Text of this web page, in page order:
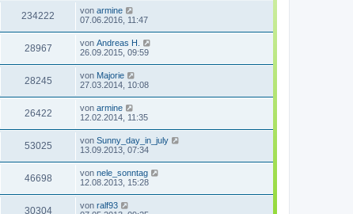
234222 von armine
07.06.2016, 11:47
28967 von Andreas H.
26.09.2015, 09:59
28245 von Majorie
27.03.2014, 10:08
26422 von armine
12.02.2014, 11:35
53025 von Sunny_day_in_july
13.09.2013, 07:34
46698 von nele_sonntag
12.08.2013, 15:28
30304 von ralf93